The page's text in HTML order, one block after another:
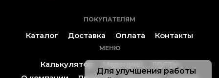
ПОКУПАТЕЛЯМ
Каталог Доставка Оплата Контакты
МЕНЮ
Калькулятор Марочник
ГОСТы
Для улучшения работы